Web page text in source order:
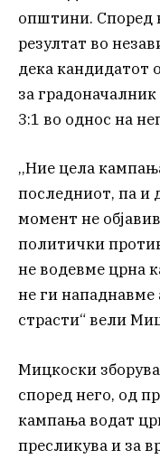
општини. Според
резултат во
дека
за
3:1 во однос на
,,Ние цела
последниот, па и
момент не
политички
не водевме црна
не ги
страсти“ вели
Мицкоски
според него, од
кампања водат
пресликува и за